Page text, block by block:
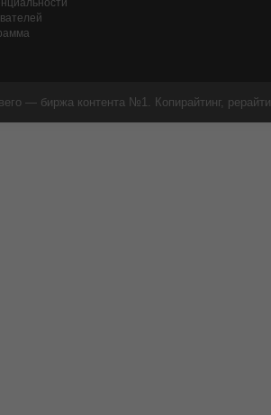
— биржа контента №1. Копирайтинг,